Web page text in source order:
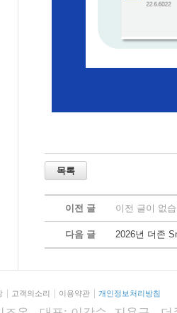
이전 글 이전 글이 없
다음 글 2026년 더존
고객의소리 이용약관 개인정보처리방침